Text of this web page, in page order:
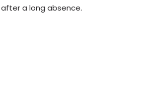
after a long absence.